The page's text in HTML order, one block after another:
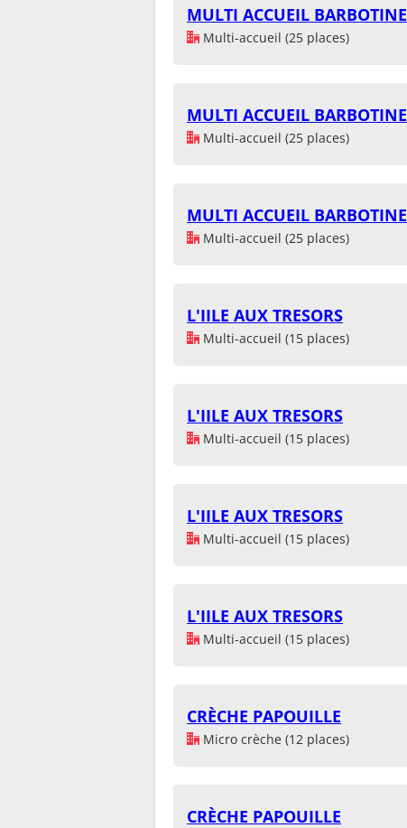
MULTI ACCUEIL BARBOTINE
Multi-accueil (25 places)
MULTI ACCUEIL BARBOTINE
Multi-accueil (25 places)
MULTI ACCUEIL BARBOTINE
Multi-accueil (25 places)
L'IILE AUX TRESORS
Multi-accueil (15 places)
L'IILE AUX TRESORS
Multi-accueil (15 places)
L'IILE AUX TRESORS
Multi-accueil (15 places)
L'IILE AUX TRESORS
Multi-accueil (15 places)
CRÈCHE PAPOUILLE
Micro crèche (12 places)
CRÈCHE PAPOUILLE